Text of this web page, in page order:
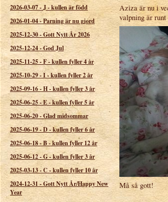
2026-03-07-J - kullen är född
2026-01-04-Parning är nu gjord
2025-12-30-Gott Nytt År 2026
2025-12-24-God Jul
2025-11-25-F - kullen fyller 4 år
2025-10-29-I - kullen fyller 2 år
2025-09-16-H - kullen fyller 3 år
2025-06-25-E - kullen fyller 5 år
2025-06-20-Glad midsommar
2025-06-19-D - kullen fyller 6 år
2025-06-18-B - kullen fyller 12 år
2025-06-12-G - kullen fyller 3 år
2025-03-13-C - kullen fyller 10 år
2024-12-31-Gott Nytt År/Happy New
Year
Aziza är nu i
valpning är runt
Må så gott!